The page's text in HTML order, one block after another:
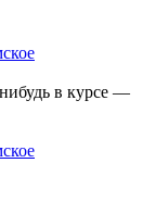
в курсе —